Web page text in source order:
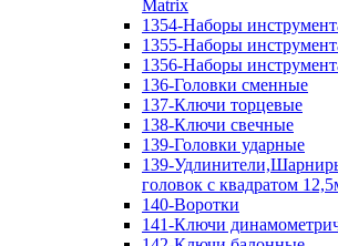
Matrix
1354-Наборы
1355-Наборы
1356-Наборы
136-Головки сменные
137-Ключи торцевые
138-Ключи свечные
139-Головки ударные
139-
головок с квадратом
140-Воротки
141-Ключи